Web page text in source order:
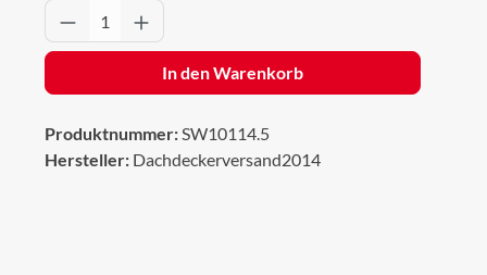
Produkt Anzahl: Gib den gewünschten
In den Warenkorb
Produktnummer:SW10114.5
Hersteller: Dachdeckerversand2014